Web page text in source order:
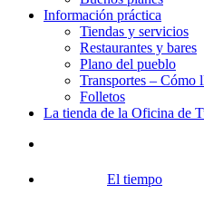
Información práctica
Tiendas y servicios
Restaurantes y bares
Plano del pueblo
Transportes – Cómo
Folletos
La tienda de la Oficina de
El tiempo